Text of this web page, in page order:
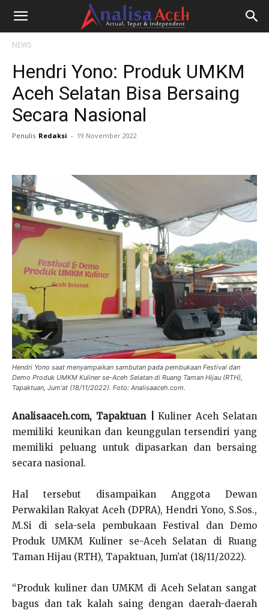
NEWS
Hendri Yono: Produk UMKM
Aceh Selatan Bisa Bersaing
Secara Nasional
Penulis Redaksi - 19 November 2022
Hendri Yono saat menyampaikan sambutan pada pembukaan Festival dan
Demo Produk UMKM Kuliner se-Aceh Selatan di Ruang Taman Hijau (RTH),
Tapaktuan, Jum'at (18/11/2022). Foto: Analisaaceh.com.
Analisaaceh.com, Tapaktuan |
Kuliner Aceh Selatan
memiliki keunikan dan keunggulan tersendiri yang
memiliki peluang untuk dipasarkan dan bersaing
secara nasional.
Hal tersebut disampaikan Anggota Dewan
Perwakilan Rakyat Aceh (DPRA), Hendri Yono, S.Sos.,
M.Si di sela-sela pembukaan Festival dan Demo
Produk UMKM Kuliner se-Aceh Selatan di Ruang
Taman Hijau (RTH), Tapaktuan, Jum’at (18/11/2022).
“Produk kuliner dan UMKM di Aceh Selatan sangat
bagus dan tak kalah saing dengan daerah-daerah